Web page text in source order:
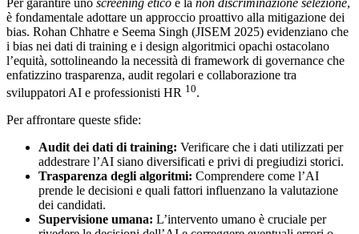
Per garantire uno screening etico e la non discriminazione selezione,
è fondamentale adottare un approccio proattivo alla mitigazione dei
bias. Rohan Chhatre e Seema Singh (JISEM 2025) evidenziano che
i bias nei dati di training e i design algoritmici opachi ostacolano
l’equità, sottolineando la necessità di framework di governance che
enfatizzino trasparenza, audit regolari e collaborazione tra
sviluppatori AI e professionisti HR 10.
Per affrontare queste sfide:
Audit dei dati di training: Verificare che i dati utilizzati per
addestrare l’AI siano diversificati e privi di pregiudizi storici.
Trasparenza degli algoritmi: Comprendere come l’AI
prende le decisioni e quali fattori influenzano la valutazione
dei candidati.
Supervisione umana: L’intervento umano è cruciale per